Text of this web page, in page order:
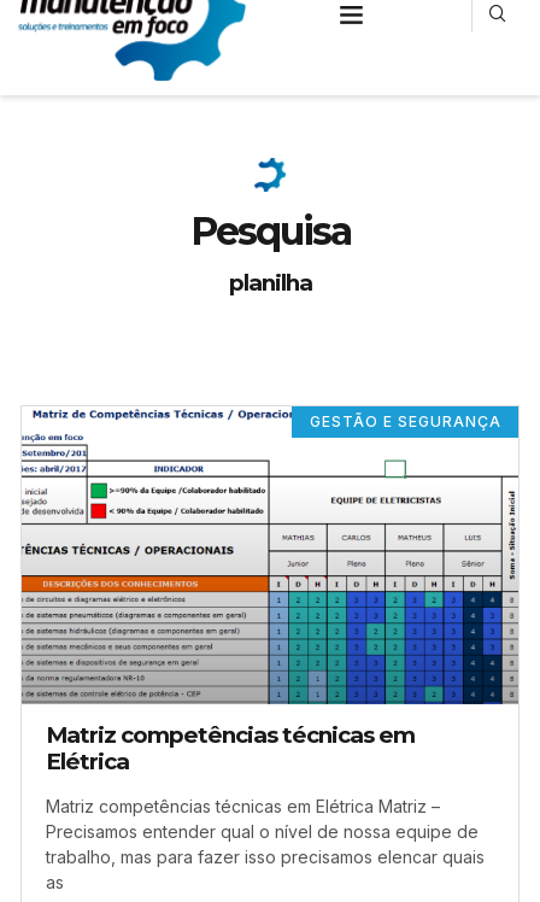
Pesquisa
planilha
GESTÃO E SEGURANÇA
Matriz competências técnicas em
Elétrica
Matriz competências técnicas em Elétrica Matriz –
Precisamos entender qual o nível de nossa equipe de
trabalho, mas para fazer isso precisamos elencar quais
as